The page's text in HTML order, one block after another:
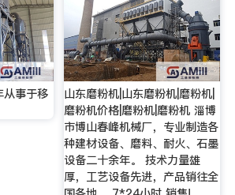
事于移
山东磨粉机|山东磨粉机|磨粉机|
磨粉机价格|磨粉机|磨粉机 淄博
市博山春峰机械厂，专业制造各
种建材设备、磨料、耐火、石墨
设备二十余年。 技术力量雄
厚，工艺设备先进，产品销往全